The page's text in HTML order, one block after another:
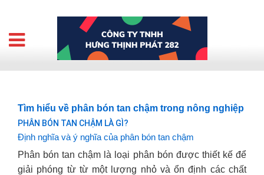
Tìm hiểu về phân bón tan chậm trong nông nghiệp
PHÂN BÓN TAN CHẬM LÀ GÌ?
Định nghĩa và ý nghĩa của phân bón tan chậm
Phân bón tan chậm là loại phân bón được thiết kế để
giải phóng từ từ một lượng nhỏ và ổn định các chất